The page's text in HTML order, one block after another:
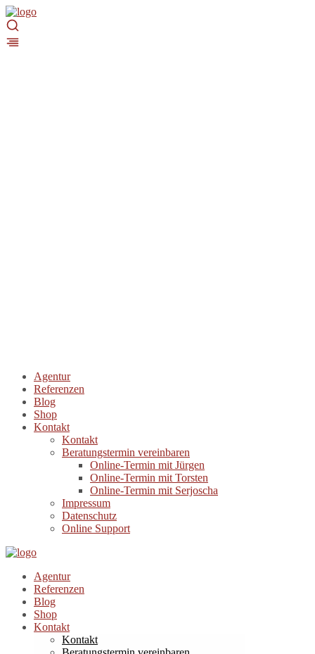
Agentur
Referenzen
Blog
Shop
Kontakt
Kontakt
Beratungstermin vereinbaren
Online-Termin mit Jürgen
Online-Termin mit Torsten
Online-Termin mit Serjoscha
Impressum
Datenschutz
Online Support
Agentur
Referenzen
Blog
Shop
Kontakt
Kontakt